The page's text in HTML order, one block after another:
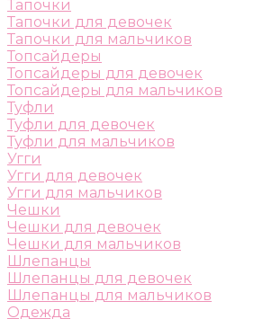
Тапочки
Тапочки для девочек
Тапочки для мальчиков
Топсайдеры
Топсайдеры для девочек
Топсайдеры для мальчиков
Туфли
Туфли для девочек
Туфли для мальчиков
Угги
Угги для девочек
Угги для мальчиков
Чешки
Чешки для девочек
Чешки для мальчиков
Шлепанцы
Шлепанцы для девочек
Шлепанцы для мальчиков
Одежда